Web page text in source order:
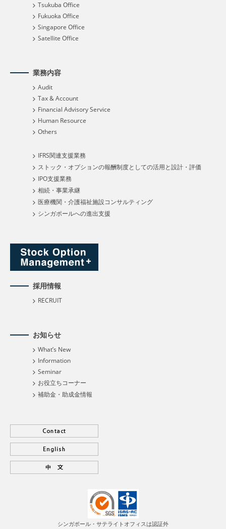
Tsukuba Office
Fukuoka Office
Singapore Office
Satellite Office
業務内容
Audit
Tax & Account
Financial Advisory Service
Human Resource
Others
IFRS関連支援業務
ストック・オプションの報酬制度としての活用と設計・評価
IPO支援業務
相続・事業承継
医療機関・介護福祉施設コンサルティング
シンガポールへの進出支援
採用情報
RECRUIT
お知らせ
What’s New
Information
Seminar
お役立ちコーナー
補助金・助成金情報
シンガポール・サテライトオフィスは認証外